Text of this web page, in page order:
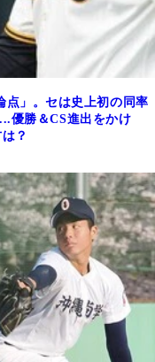
」。セは史上初の同率
優勝＆CS進出をかけ
？